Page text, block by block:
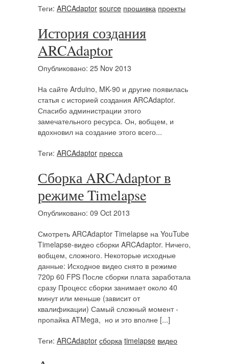
Теги: ARCAdaptor source прошивка проекты
История создания
ARCAdaptor
Опубликовано: 25 Nov 2013
На сайте Arduino, MK-90 и другие появилась
статья с историей создания ARCAdaptor.
Спасибо администрации этого
замечательного ресурса. Он, вобщем, и
вдохновил на создание этого всего...
Теги: ARCAdaptor пресса
Сборка ARCAdaptor в
режиме Timelapse
Опубликовано: 09 Oct 2013
Смотреть ARCAdaptor Timelapse на YouTube
Timelapse-видео сборки ARCAdaptor. Ничего,
вобщем, сложного. Некоторые исходные
данные: Исходное видео снято в режиме
720p 60 FPS После сборки плата заработала
сразу Процесс сборки занимает около 40
минут или меньше (зависит от
квалификации) Самый сложный момент -
пропайка ATMega, но и это вполне [...]
Теги: ARCAdaptor сборка timelapse видео